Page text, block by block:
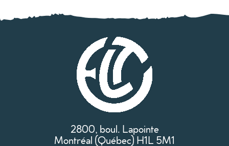
2800, boul. Lapointe
Montréal (Québec) H1L 5M1